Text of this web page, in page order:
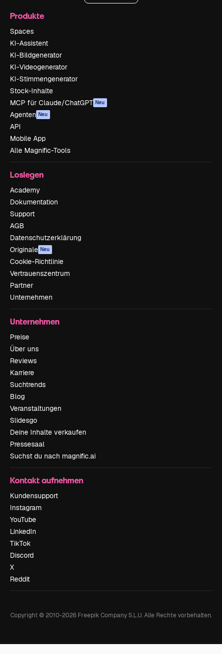
Produkte
Spaces
KI-Assistent
KI-Bildgenerator
KI-Videogenerator
KI-Stimmengenerator
Stock-Inhalte
MCP für Claude/ChatGPT Neu
Agenten Neu
API
Mobile App
Alle Magnific-Tools
Loslegen
Academy
Dokumentation
Support
AGB
Datenschutzerklärung
Originale Neu
Cookie-Richtlinie
Vertrauenszentrum
Partner
Unternehmen
Unternehmen
Preise
Über uns
Reviews
Karriere
Suchtrends
Blog
Veranstaltungen
Slidesgo
Deine Inhalte verkaufen
Pressesaal
Suchst du nach magnific.ai
Kontakt aufnehmen
Kundensupport
Instagram
YouTube
LinkedIn
TikTok
Discord
X
Reddit
Copyright © 2010-2026Freepik Company S.L.U. Alle Rechte vorbehalten.